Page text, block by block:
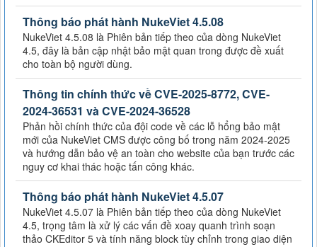
Thông báo phát hành NukeViet 4.5.08
NukeViet 4.5.08 là Phiên bản tiếp theo của dòng NukeViet
4.5, đây là bản cập nhật bảo mật quan trong được đề xuất
cho toàn bộ người dùng.
Thông tin chính thức về CVE-2025-8772, CVE-
2024-36531 và CVE-2024-36528
Phản hồi chính thức của đội code về các lỗ hổng bảo mật
mới của NukeViet CMS được công bố trong năm 2024-2025
và hướng dẫn bảo vệ an toàn cho website của bạn trước các
nguy cơ khai thác hoặc tấn công khác.
Thông báo phát hành NukeViet 4.5.07
NukeViet 4.5.07 là Phiên bản tiếp theo của dòng NukeViet
4.5, trọng tâm là xử lý các vấn đề xoay quanh trình soạn
thảo CKEditor 5 và tính năng block tùy chỉnh trong giao diện